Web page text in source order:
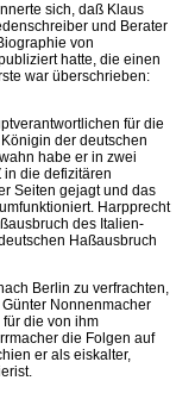
sich, daß Klaus
und Berater
von
hatte, die einen
war überschrieben:
für die
der deutschen
habe er in zwei
in die defizitären
Seiten gejagt und das
Harpprecht
des Italien-
Haßausbruch
Berlin zu verfrachten,
Nonnenmacher
die von ihm
die Folgen auf
er als eiskalter,